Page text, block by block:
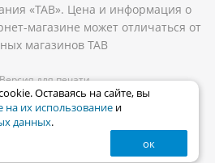
«ТАВ». Цена и информация о
магазине может отличаться от
магазинов ТАВ
Версия для печати
Оставаясь на сайте, вы
на их использование и
данных.
ок